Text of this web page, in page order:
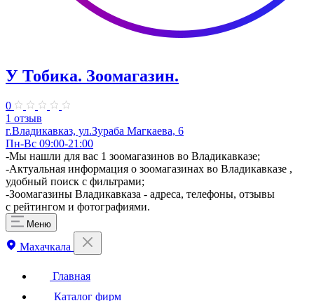
У Тобика. ​Зоомагазин.
0
1 отзыв
г.Владикавказ, ул.Зураба Магкаева, 6
Пн-Вс 09:00-21:00
-Мы нашли для вас 1 зоомагазинов во Владикавказе;
-Актуальная информация о зоомагазинах во Владикавказе ,
удобный поиск с фильтрами;
-Зоомагазины Владикавказа - адреса, телефоны, отзывы
с рейтингом и фотографиями.
Меню
Махачкала
Главная
Каталог фирм